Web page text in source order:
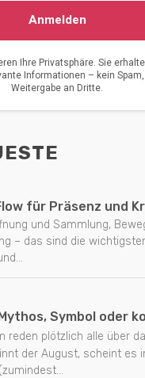
für Präsenz und
und Sammlung,
– das sind die
Symbol oder
reden plötzlich alle über
der August, scheint es